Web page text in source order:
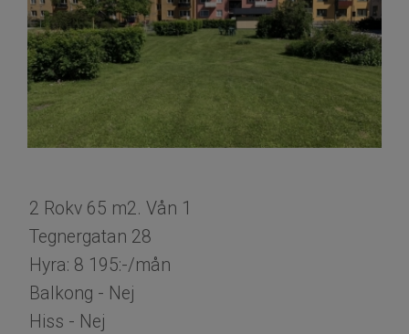
2 Rokv 65 m2. Vån 1
Tegnergatan 28
Hyra: 8 195:-/mån
Balkong - Nej
Hiss - Nej